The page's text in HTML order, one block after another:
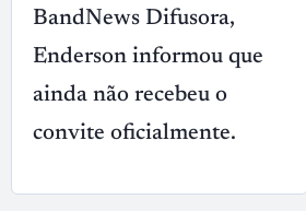
BandNews Difusora,
Enderson informou que
ainda não recebeu o
convite oficialmente.